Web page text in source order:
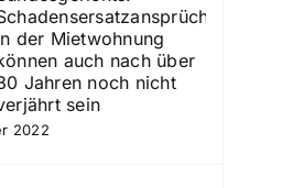
der Mietwohnung
auch nach über
Jahren noch nicht
sein
2022